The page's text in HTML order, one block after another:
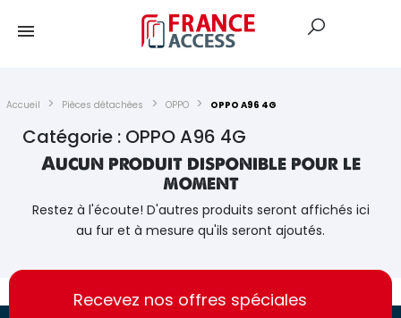
Accueil Pièces détachées OPPO OPPO A96 4G
Catégorie : OPPO A96 4G
Aucun produit disponible pour le
moment
Restez à l'écoute! D'autres produits seront affichés ici
au fur et à mesure qu'ils seront ajoutés.
https://france-
access.fr
https://france-
access.fr
Recevez nos offres spéciales